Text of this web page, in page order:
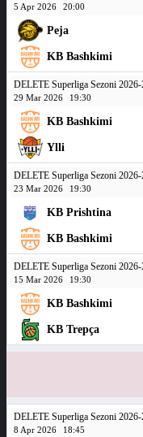
5 Apr 2026 20:00
Peja
KB Bashkimi
DELETE Superliga Sezoni
29 Mar 2026 19:30
KB Bashkimi
Ylli
DELETE Superliga Sezoni
23 Mar 2026 19:30
KB Prishtina
KB Bashkimi
DELETE Superliga Sezoni
15 Mar 2026 19:30
KB Bashkimi
KB Trepça
DELETE Superliga Sezoni
8 Apr 2026 18:45